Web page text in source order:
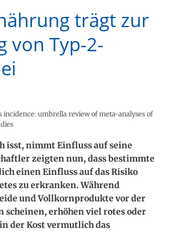
trägt zur
von Typ-2-
incidence: umbrella review of meta-analyses of
isst, nimmt Einfluss auf seine
zeigten nun, dass bestimmte
einen Einfluss auf das Risiko
zu erkranken. Während
und Vollkornprodukte vor der
scheinen, erhöhen viel rotes oder
der Kost vermutlich das